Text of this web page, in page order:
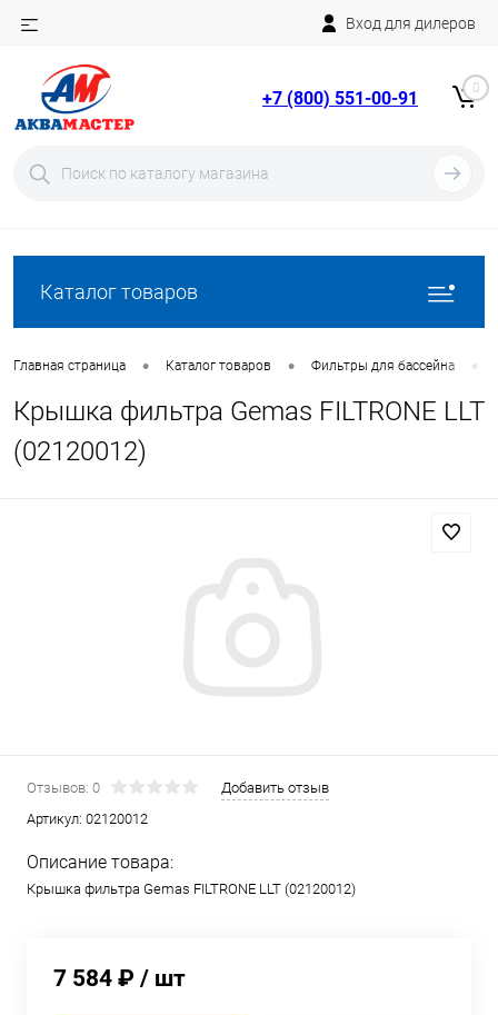
Вход для дилеров
+7 (800) 551-00-91 0
Каталог товаров
Главная страница • Каталог товаров • Фильтры для бассейна •
Крышка фильтра Gemas FILTRONE LLT
(02120012)
Отзывов: 0
Добавить отзыв
Артикул: 02120012
Описание товара:
Крышка фильтра Gemas FILTRONE LLT (02120012)
7 584 ₽ / шт